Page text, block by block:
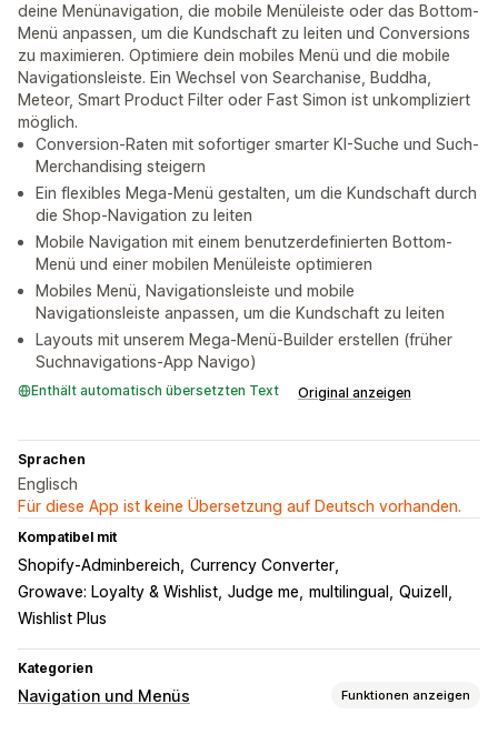
deine Menünavigation, die mobile Menüleiste oder das Bottom-
Menü anpassen, um die Kundschaft zu leiten und Conversions
zu maximieren. Optimiere dein mobiles Menü und die mobile
Navigationsleiste. Ein Wechsel von Searchanise, Buddha,
Meteor, Smart Product Filter oder Fast Simon ist unkompliziert
möglich.
Conversion-Raten mit sofortiger smarter KI-Suche und Such-
Merchandising steigern
Ein flexibles Mega-Menü gestalten, um die Kundschaft durch
die Shop-Navigation zu leiten
Mobile Navigation mit einem benutzerdefinierten Bottom-
Menü und einer mobilen Menüleiste optimieren
Mobiles Menü, Navigationsleiste und mobile
Navigationsleiste anpassen, um die Kundschaft zu leiten
Layouts mit unserem Mega-Menü-Builder erstellen (früher
Suchnavigations-App Navigo)
Enthält automatisch übersetzten Text Original anzeigen
Sprachen
Englisch
Für diese App ist keine Übersetzung auf Deutsch vorhanden.
Kompatibel mit
Shopify-Adminbereich Currency Converter
Growave: Loyalty & Wishlist Judge me multilingual
Quizell
Wishlist Plus
Kategorien
Navigation und Menüs Funktionen anzeigen